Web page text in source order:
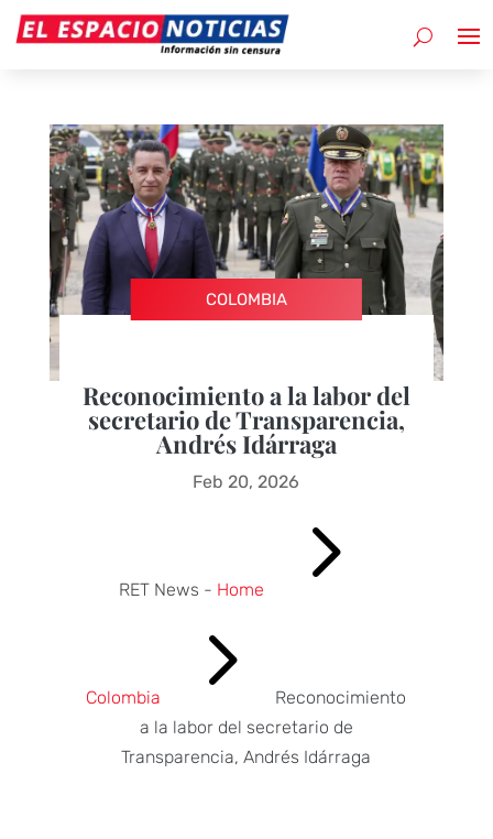
COLOMBIA
Reconocimiento a la labor del
secretario de Transparencia,
Andrés Idárraga
Feb 20, 2026
RET News - Home 5
Colombia 5
Reconocimiento
a la labor del secretario de
Transparencia, Andrés Idárraga